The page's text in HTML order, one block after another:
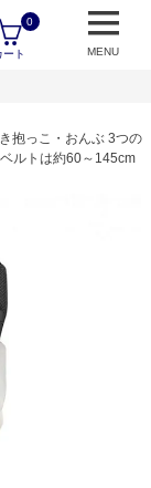
ート
0
MENU
抱っこ・おんぶ 3つの
ルトは約60～145cm